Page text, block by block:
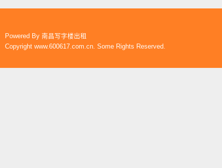
Powered By 南昌写字楼出租
Copyright www.600617.com.cn. Some Rights Reserved.